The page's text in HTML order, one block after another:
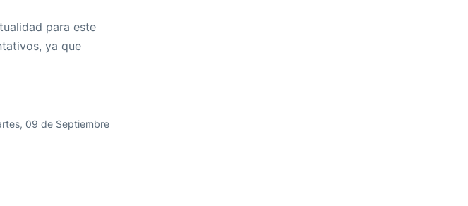
para este
ya que
09 de Septiembre